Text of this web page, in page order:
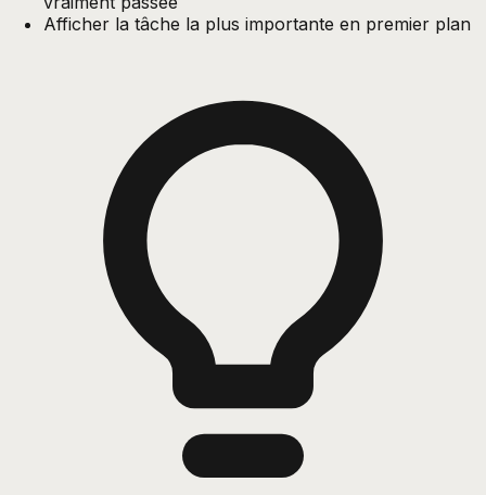
Afficher la tâche la plus importante en premier plan